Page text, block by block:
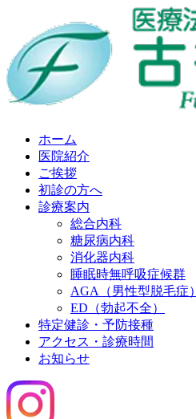
ホーム
医院紹介
ご挨拶
初診の方へ
診療案内
総合内科
糖尿病内科
消化器内科
睡眠時無呼吸症候群
AGA（男性型脱毛症）
ED（勃起不全）
特定健診・予防接種
アクセス・診療時間
お知らせ